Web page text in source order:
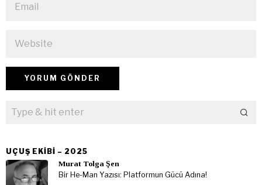
UÇUŞ EKIBI – 2025
Murat Tolga Şen
Bir He-Man Yazısı: Platformun Gücü Adına!